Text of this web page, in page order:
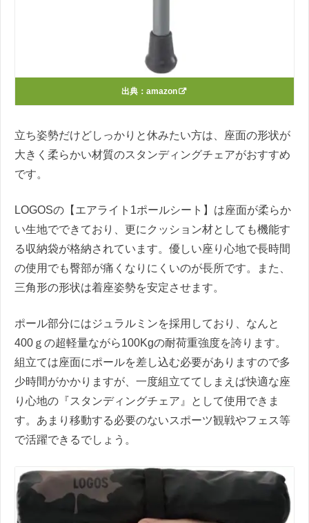
出典： amazon
立ち姿勢だけどしっかりと休みたい方は、座面の形状が
大きく柔らかい材質のスタンディングチェアがおすすめ
です。
LOGOSの【エアライト1ポールシート】は座面が柔らか
い生地でできており、更にクッション材としても機能す
る収納袋が格納されています。優しい座り心地で長時間
の使用でも臀部が痛くなりにくいのが長所です。また、
三角形の形状は着座姿勢を安定させます。
ポール部分にはジュラルミンを採用しており、なんと
400ｇの超軽量ながら100Kgの耐荷重強度を誇ります。
組立ては座面にポールを差し込む必要がありますので多
少時間がかかりますが、一度組立ててしまえば快適な座
り心地の『スタンディングチェア』として使用できま
す。あまり移動する必要のないスポーツ観戦やフェス等
で活躍できるでしょう。